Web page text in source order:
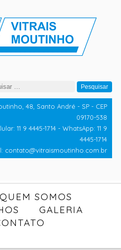
48, Santo André - SP - CEP
09170-538
11 9 4445-1714 - WhatsApp: 11 9
4445-1714
contato@vitraismoutinho.com.br
QUEM SOMOS
GALERIA